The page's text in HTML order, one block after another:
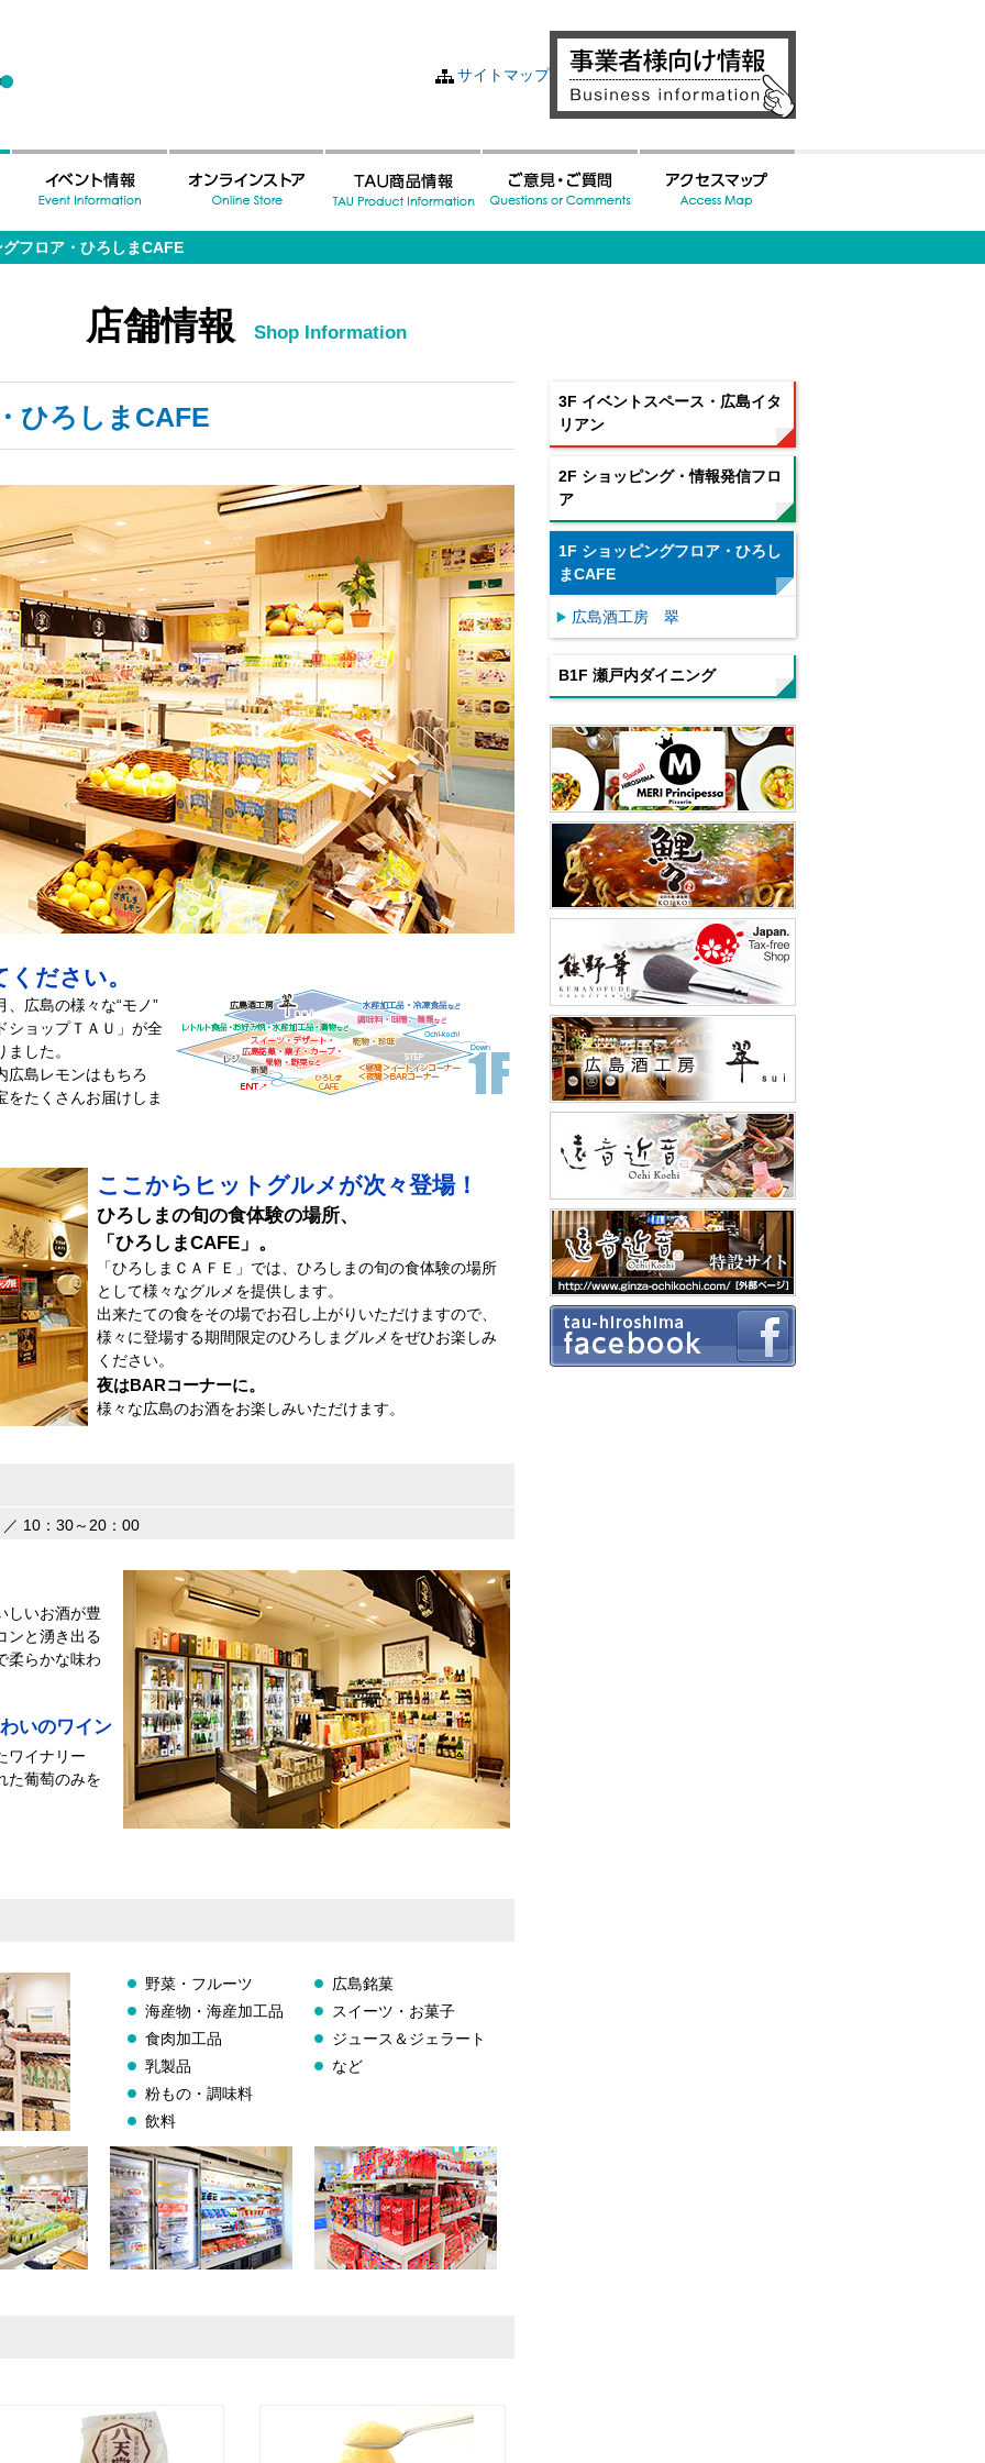
サイトマップ
フロア・ひろしまCAFE
店舗情報 Shop Information
ひろしまCAFE
ださい。
広島の様々な“モノ”
ショップＴＡＵ」が全
した。
広島レモンはもちろ
をたくさんお届けしま
ここからヒットグルメが次々登場！
ひろしまの旬の食体験の場所、
「ひろしまCAFE」。
「ひろしまＣＡＦＥ」では、ひろしまの旬の食体験の場所
として様々なグルメを提供します。
出来たての食をその場でお召し上がりいただけますので、
様々に登場する期間限定のひろしまグルメをぜひお楽しみ
ください。
夜はBARコーナーに。
様々な広島のお酒をお楽しみいただけます。
／ 10：30～20：00
しいお酒が豊
ンと湧き出る
柔らかな味わ
いのワイン
ワイナリー
た葡萄のみを
野菜・フルーツ
海産物・海産加工品
食肉加工品
乳製品
粉もの・調味料
飲料
広島銘菓
スイーツ・お菓子
ジュース＆ジェラート
など
3F イベントスペース・広島イタ
リアン
2F ショッピング・情報発信フロ
ア
1F ショッピングフロア・ひろし
まCAFE
広島酒工房 翠
B1F 瀬戸内ダイニング